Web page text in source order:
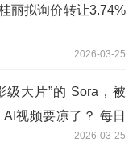
丽拟询价转让3.74%
2026-03-25
级大片”的 Sora，被
视频要凉了？ 每日
2026-03-25